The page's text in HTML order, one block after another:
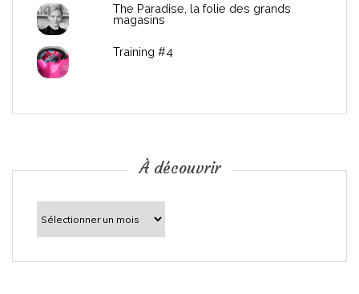
c
The Paradise, la folie des grands
magasins
Training #4
À découvrir
découvrir